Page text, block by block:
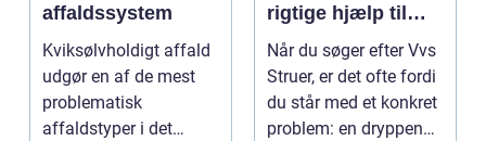
affaldssystem
Kviksølvholdigt affald
udgør en af de mest
problematisk
affaldstyper i det
rigtige hjælp til
dine installationer
Når du søger efter Vvs
Struer, er det ofte fordi
du står med et konkret
problem: en dryppende